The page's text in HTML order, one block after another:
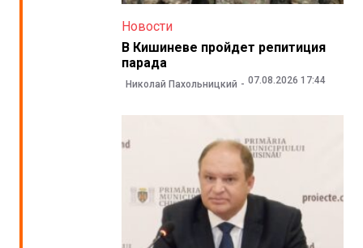
Новости
В Кишиневе пройдет репитиция
парада
Николай Пахольницкий 07.08.2026 17:44